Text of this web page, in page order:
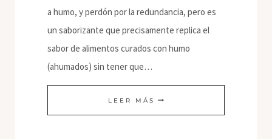
a humo, y perdón por la redundancia, pero es
un saborizante que precisamente replica el
sabor de alimentos curados con humo
(ahumados) sin tener que…
LEER MÁS HUMO
LÍQUIDO